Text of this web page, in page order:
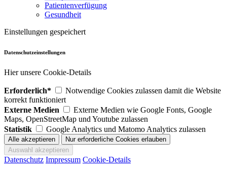
Patientenverfügung
Gesundheit
Einstellungen gespeichert
Datenschutzeinstellungen
Hier unsere Cookie-Details
Erforderlich*
Notwendige Cookies zulassen damit die Website
korrekt funktioniert
Externe Medien
Externe Medien wie Google Fonts, Google
Maps, OpenStreetMap und Youtube zulassen
Statistik
Google Analytics und Matomo Analytics zulassen
Datenschutz Impressum Cookie-Details